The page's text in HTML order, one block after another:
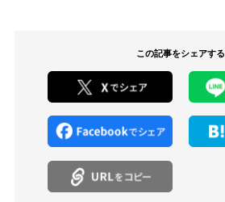
この記事をシェアする